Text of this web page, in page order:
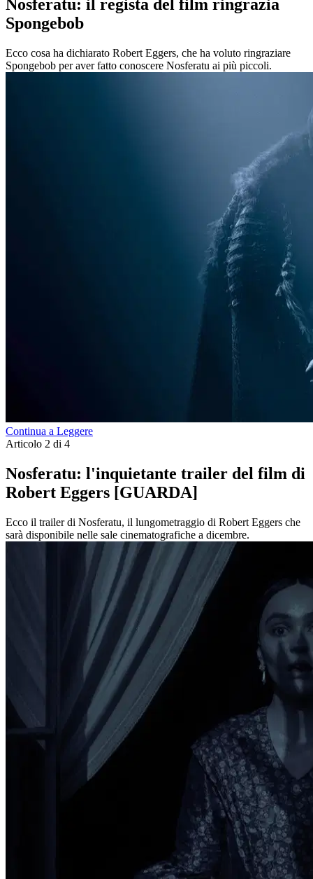
Nosferatu: il regista del film ringrazia
Spongebob
Ecco cosa ha dichiarato Robert Eggers, che ha voluto ringraziare
Spongebob per aver fatto conoscere Nosferatu ai più piccoli.
Continua a Leggere
Articolo 2 di 4
Nosferatu: l'inquietante trailer del film di
Robert Eggers [GUARDA]
Ecco il trailer di Nosferatu, il lungometraggio di Robert Eggers che
sarà disponibile nelle sale cinematografiche a dicembre.